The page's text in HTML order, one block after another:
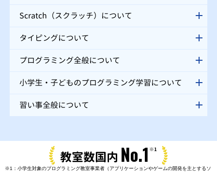
Scratch（スクラッチ）について
タイピングについて
プログラミング全般について
小学生・子どものプログラミング学習について
習い事全般について
教室数国内 No.1 ※1
※1：小学生対象のプログラミング教室事業者（アプリケーションやゲームの開発を主とするソ